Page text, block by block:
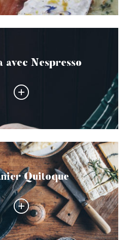
avec Nespresso
Quitoque